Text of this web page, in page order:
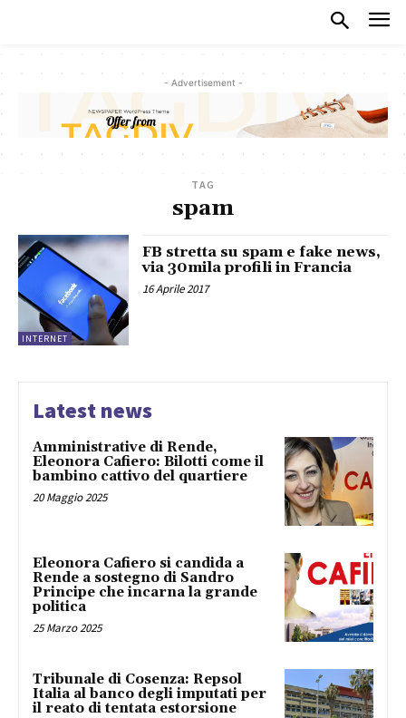
- Advertisement -
TAG
spam
INTERNET
FB stretta su spam e fake news,
via 30mila profili in Francia
16 Aprile 2017
Latest news
Amministrative di Rende,
Eleonora Cafiero: Bilotti come il
bambino cattivo del quartiere
20 Maggio 2025
Eleonora Cafiero si candida a
Rende a sostegno di Sandro
Principe che incarna la grande
politica
25 Marzo 2025
Tribunale di Cosenza: Repsol
Italia al banco degli imputati per
il reato di tentata estorsione